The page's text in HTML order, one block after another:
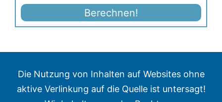
Berechnen!
Die Nutzung von Inhalten auf Websites ohne
aktive Verlinkung auf die Quelle ist untersagt!